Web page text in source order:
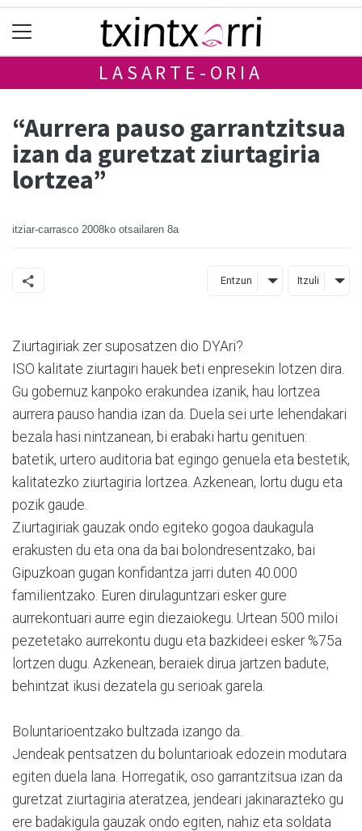
LASARTE-ORIA
“Aurrera pauso garrantzitsua
izan da guretzat ziurtagiria
lortzea”
itziar-carrasco 2008ko otsailaren 8a
Entzun Itzuli
Ziurtagiriak zer suposatzen dio DYAri?
ISO kalitate ziurtagiri hauek beti enpresekin lotzen dira.
Gu gobernuz kanpoko erakundea izanik, hau lortzea
aurrera pauso handia izan da. Duela sei urte lehendakari
bezala hasi nintzanean, bi erabaki hartu genituen:
batetik, urtero auditoria bat egingo genuela eta bestetik,
kalitatezko ziurtagiria lortzea. Azkenean, lortu dugu eta
pozik gaude.
Ziurtagiriak gauzak ondo egiteko gogoa daukagula
erakusten du eta ona da bai bolondresentzako, bai
Gipuzkoan gugan konfidantza jarri duten 40.000
familientzako. Euren dirulaguntzari esker gure
aurrekontuari aurre egin diezaiokegu. Urtean 500 miloi
pezetetako aurrekontu dugu eta bazkideei esker %75a
lortzen dugu. Azkenean, beraiek dirua jartzen badute,
behintzat ikusi dezatela gu serioak garela.
Boluntarioentzako bultzada izango da.
Jendeak pentsatzen du boluntarioak edozein modutara
egiten duela lana. Horregatik, oso garrantzitsua izan da
guretzat ziurtagiria ateratzea, jendeari jakinarazteko gu
ere badakigula gauzak ondo egiten, nahiz eta soldata